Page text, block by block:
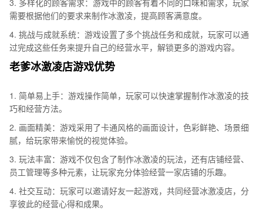
3. 多样化的顾客需求：游戏中的顾客有着不同的口味和需求，玩家
需要根据他们的要求来制作冰激凌，提高顾客满意度。
4. 挑战与成就系统：游戏设置了多个挑战任务和成就，玩家可以通
过完成这些任务来提升自己的经营水平，解锁更多的游戏内容。
老爹冰激凌店游戏优势
1. 简单易上手：游戏操作简单，玩家可以快速掌握制作冰激凌的技
巧和经营方法。
2. 画面精美：游戏采用了卡通风格的画面设计，色彩鲜艳、场景细
腻，给玩家带来愉悦的视觉体验。
3. 玩法丰富：游戏不仅包含了制作冰激凌的玩法，还有店铺经营、
员工管理等多种元素，让玩家充分体验经营一家店铺的乐趣。
4. 社交互动：玩家可以邀请好友一起游戏，共同经营冰激凌店，分
享彼此的经营心得和成果。